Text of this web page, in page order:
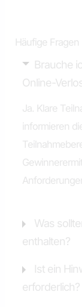
Häufige Fragen
Brauche
Online-
Ja. Klare
informieren
Was
enthalten?
Ist ein
erforderlich?